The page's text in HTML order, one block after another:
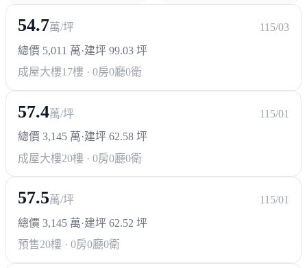
54.7萬/坪
115/03
總價 5,011 萬·建坪 99.03 坪
成屋大樓17樓 · 0房0廳0衛
57.4萬/坪
115/01
總價 3,145 萬·建坪 62.58 坪
成屋大樓20樓 · 0房0廳0衛
57.5萬/坪
115/01
總價 3,145 萬·建坪 62.52 坪
預售20樓 · 0房0廳0衛